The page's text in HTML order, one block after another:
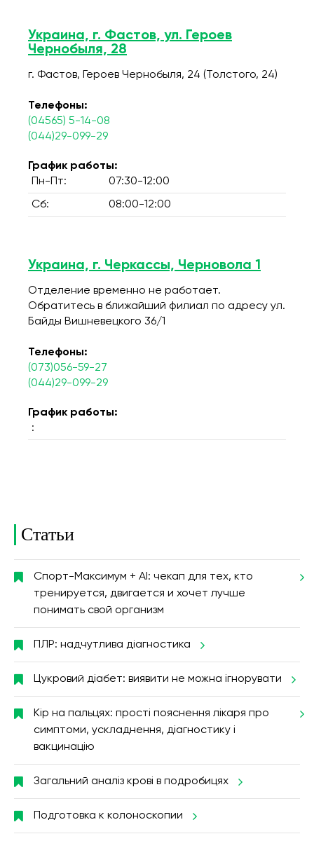
Украина, г. Фастов, ул. Героев
Чернобыля, 28
г. Фастов, Героев Чернобыля, 24 (Толстого, 24)
Телефоны:
(04565) 5-14-08
(044)29-099-29
График работы:
Пн-Пт:
07:30-12:00
Сб: 08:00-12:00
Украина, г. Черкассы, Черновола 1
Отделение временно не работает.
Обратитесь в ближайший филиал по адресу ул.
Байды Вишневецкого 36/1
Телефоны:
(073)056-59-27
(044)29-099-29
График работы:
:
Статьи
Спорт-Максимум + AI: чекап для тех, кто
тренируется, двигается и хочет лучше
понимать свой организм
ПЛР: надчутлива діагностика
Цукровий діабет: виявити не можна ігнорувати
Кір на пальцях: прості пояснення лікаря про
симптоми, ускладнення, діагностику і
вакцинацію
Загальний аналіз крові в подробицях
Подготовка к колоноскопии